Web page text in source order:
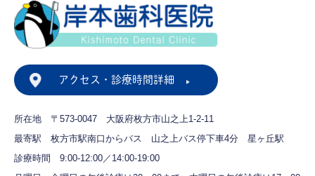
アクセス・診療時間詳細
所在地 〒573-0047 大阪府枚方市山之上1-2-11
最寄駅 枚方市駅南口からバス 山之上バス停下車4分 星ヶ丘駅
診療時間 9:00-12:00／14:00-19:00